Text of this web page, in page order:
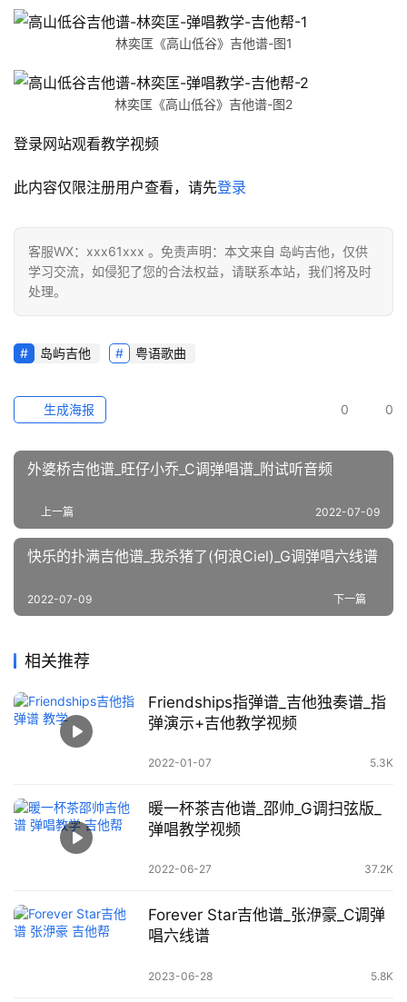
林奕匡《高山低谷》吉他谱-图1
林奕匡《高山低谷》吉他谱-图2
登录网站观看教学视频
此内容仅限注册用户查看，请先登录
客服WX：xxx61xxx 。免责声明：本文来自 岛屿吉他，仅供
学习交流，如侵犯了您的合法权益，请联系本站，我们将及时
处理。
岛屿吉他 粤语歌曲
0 0
生成海报
外婆桥吉他谱_旺仔小乔_C调弹唱谱_附试听音频
上一篇 2022-07-09
快乐的扑满吉他谱_我杀猪了(何浪Ciel)_G调弹唱六线谱
下一篇
2022-07-09
相关推荐
Friendships指弹谱_吉他独奏谱_指
弹演示+吉他教学视频
2022-01-07 5.3K
暖一杯茶吉他谱_邵帅_G调扫弦版_
弹唱教学视频
2022-06-27 37.2K
Forever Star吉他谱_张洢豪_C调弹
唱六线谱
2023-06-28 5.8K